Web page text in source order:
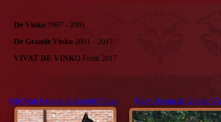
De Vinko 1997 - 2001
De Grande Vinko 2001 - 2017
VIVAT DE VINKO From 2017
Obi Wan Kenobi de Grande Vinko Hazy Dream de Grande